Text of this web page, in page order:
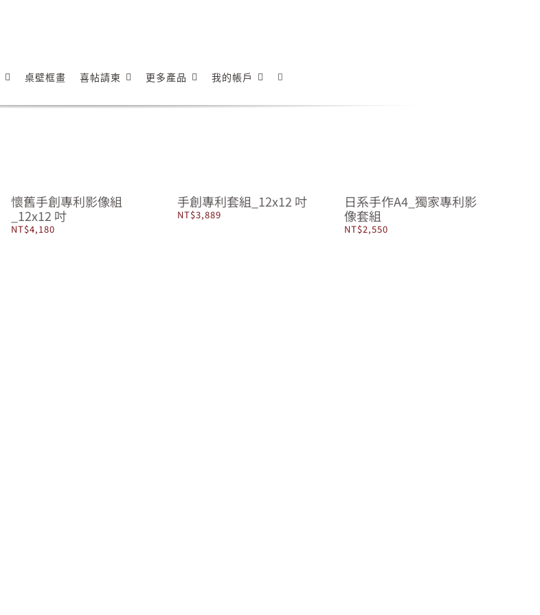
桌壁框畫 喜帖請柬 更多產品 我的帳戶
懷舊手創專利影像組
_12x12 吋
NT$4,180
手創專利套組_12x12 吋
NT$3,889
日系手作A4_獨家專利影
像套組
NT$2,550